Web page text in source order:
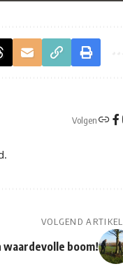
Volgen
VOLGEND ARTIKEL
waardevolle boom!